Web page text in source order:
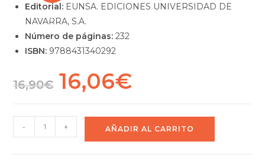
A!
Editorial: EUNSA. EDICIONES UNIVERSIDAD DE
NAVARRA, S.A.
Número de páginas:232
ISBN: 9788431340292
16,90€ 16,06€
- + AÑADIR AL CARRITO